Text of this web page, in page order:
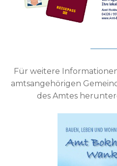
Für weitere
amtsangehörigen
des Amtes